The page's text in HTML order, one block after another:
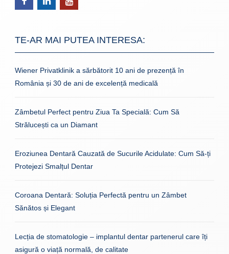
TE-AR MAI PUTEA INTERESA:
Wiener Privatklinik a sărbătorit 10 ani de prezență în
România și 30 de ani de excelență medicală
Zâmbetul Perfect pentru Ziua Ta Specială: Cum Să
Strălucești ca un Diamant
Eroziunea Dentară Cauzată de Sucurile Acidulate: Cum Să-ți
Protejezi Smalțul Dentar
Coroana Dentară: Soluția Perfectă pentru un Zâmbet
Sănătos și Elegant
Lecția de stomatologie – implantul dentar partenerul care îți
asigură o viață normală, de calitate